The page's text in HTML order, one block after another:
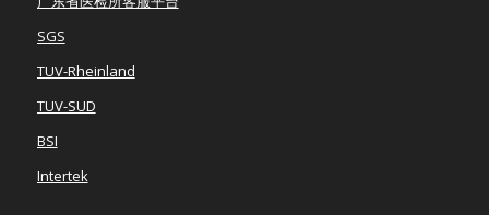
SGS
TUV-Rheinland
TUV-SUD
BSI
Intertek